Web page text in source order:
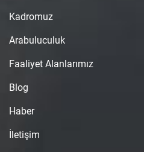
Kadromuz
Arabuluculuk
Faaliyet Alanlarımız
Blog
Haber
İletişim